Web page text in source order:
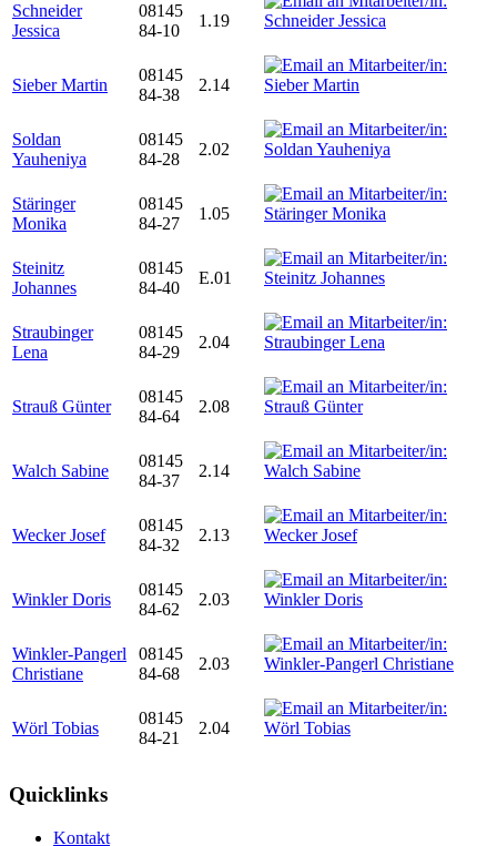
Schneider
Jessica
08145
84-10
1.19
Sieber Martin
08145
84-38
2.14
Soldan
Yauheniya
08145
84-28
2.02
Stäringer
Monika
08145
84-27
1.05
Steinitz
Johannes
08145
84-40
E.01
Straubinger
Lena
08145
84-29
2.04
Strauß Günter
08145
84-64
2.08
Walch Sabine
08145
84-37
2.14
Wecker Josef
08145
84-32
2.13
Winkler Doris
08145
84-62
2.03
Winkler-Pangerl
Christiane
08145
84-68
2.03
Wörl Tobias
08145
84-21
2.04
Quicklinks
Kontakt